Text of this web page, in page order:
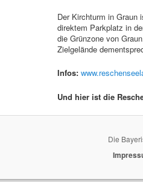
Der Kirchturm in Graun
direktem Parkplatz in
die Grünzone von
Zielgelände
Infos:
Und hier ist die
Die